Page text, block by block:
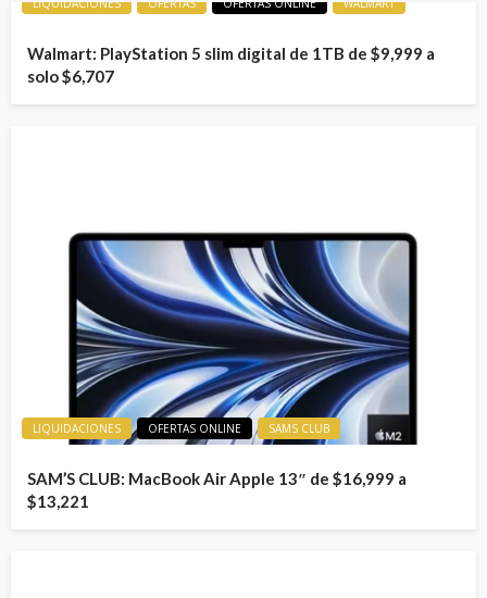
LIQUIDACIONES OFERTAS OFERTAS ONLINE WALMART
Walmart: PlayStation 5 slim digital de 1TB de $9,999 a
solo $6,707
LIQUIDACIONES OFERTAS ONLINE SAMS CLUB
SAM’S CLUB: MacBook Air Apple 13″ de $16,999 a
$13,221